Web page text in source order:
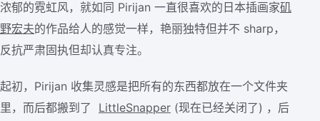
浓郁的霓虹风，就如同 Pirijan 一直很喜欢的日本插画家矶
野宏夫的作品给人的感觉一样，艳丽独特但并不 sharp，
反抗严肃固执但却认真专注。
起初，Pirijan 收集灵感是把所有的东西都放在一个文件夹
里，而后都搬到了 LittleSnapper (现在已经关闭了) ，后